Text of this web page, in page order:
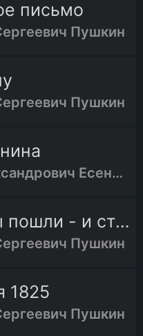
письмо
Пушкин
Пушкин
Сергей Александрович Есенин
И дале мы пошли - и страх обнял меня
Пушкин
1825
Пушкин